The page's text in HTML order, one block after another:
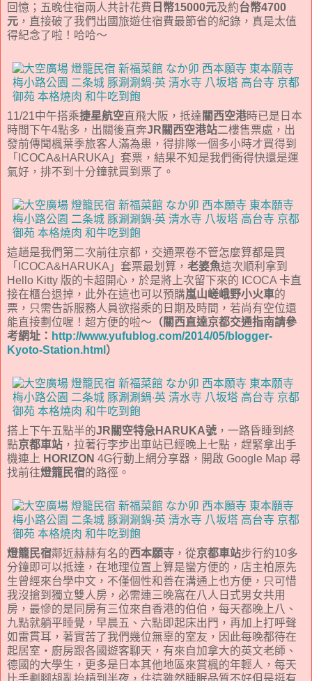
回憶；五晚住宿兩人共計花費 日幣15000元及約台幣4700
元 ，直接破了我們出國旅遊住宿費最節省的紀錄，真是太值
得紀念了啦！哈哈～
11/21中午搭乘捷星航空直飛大阪，抵達 關西空港時已是日本
時間下午4點多，出關後直奔JR關西空港站二樓售票處，出
發前傳聞楓葉季旅客人滿為患，得排隊一個多小時才買得到
「ICOCA&HARUKA」套票，結果不知是我們衝得快還是運
氣好，排不到十分鐘就買到票了。
這趟是我們第二次前往京都，交通票卷不管怎麼算都是買
「ICOCA&HARUKA」套票最划算， 老婆魚這次順利拿到
Hello Kitty 版的卡超開心，於是將上次留下來的 ICOCA 卡直
接在櫃台退掉，此外在這也可以預購嵐山嵯峨野小火車的
票，只需告訴服務人員欲搭乘的日期及時間，若尚有空位還
能直接劃位喔！超方便的啦～ （關西直達京都交通指南請參
考網址： http://www.yufublog.com/2014/05/blogger-
Kyoto-Station.html ）
搭上下午五點半的JR關空特急HARUKA號 ，一路昏睡到終
點京都車站 ，拉著行李步出車站已經晚上七點，趕緊拿出手
機連上 HORIZON 4G行動上網分享器，開啟 Google Map 尋
找前往燈籠民宿的路徑。
燈籠民宿鄰近赫赫有名的西本願寺 ，從京都車站步行約10多
分鐘即可以抵達，在地理位置上算是蠻方便的，店主柏原先
生曾經來台學中文，不僅個性和善在溝通上也方便，只可惜
我沒搶到獨立雙人房，必需連三晚窩在八人日式男女共用
房，最慘的是同房有三位來自香港的伯伯，每天都晚上八、
九點就躺平睡覺，早晨五、六點即起床出門，再加上打呼聲
如雷貫耳，著實苦了我們幾位無辜的室友，因此每晚都待在
起居室・廚房跟各國遊客聊天，有來自加拿大的英文老師、
德國的大學生，更多是日本其他地區來賞楓的年輕人，每天
比手劃腳胡亂抬槓到半夜，住這雖然睡眠品質不好但是挺有